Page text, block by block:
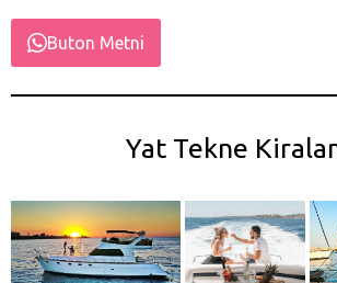
Buton Metni
Yat Tekne